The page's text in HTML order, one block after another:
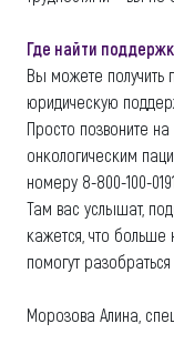
Где найти
Вы можете получить
юридическую
Просто позвоните
онкологическим
номеру 8-800-100-0191.
Там вас услышат,
кажется, что
помогут
Морозова Алина,